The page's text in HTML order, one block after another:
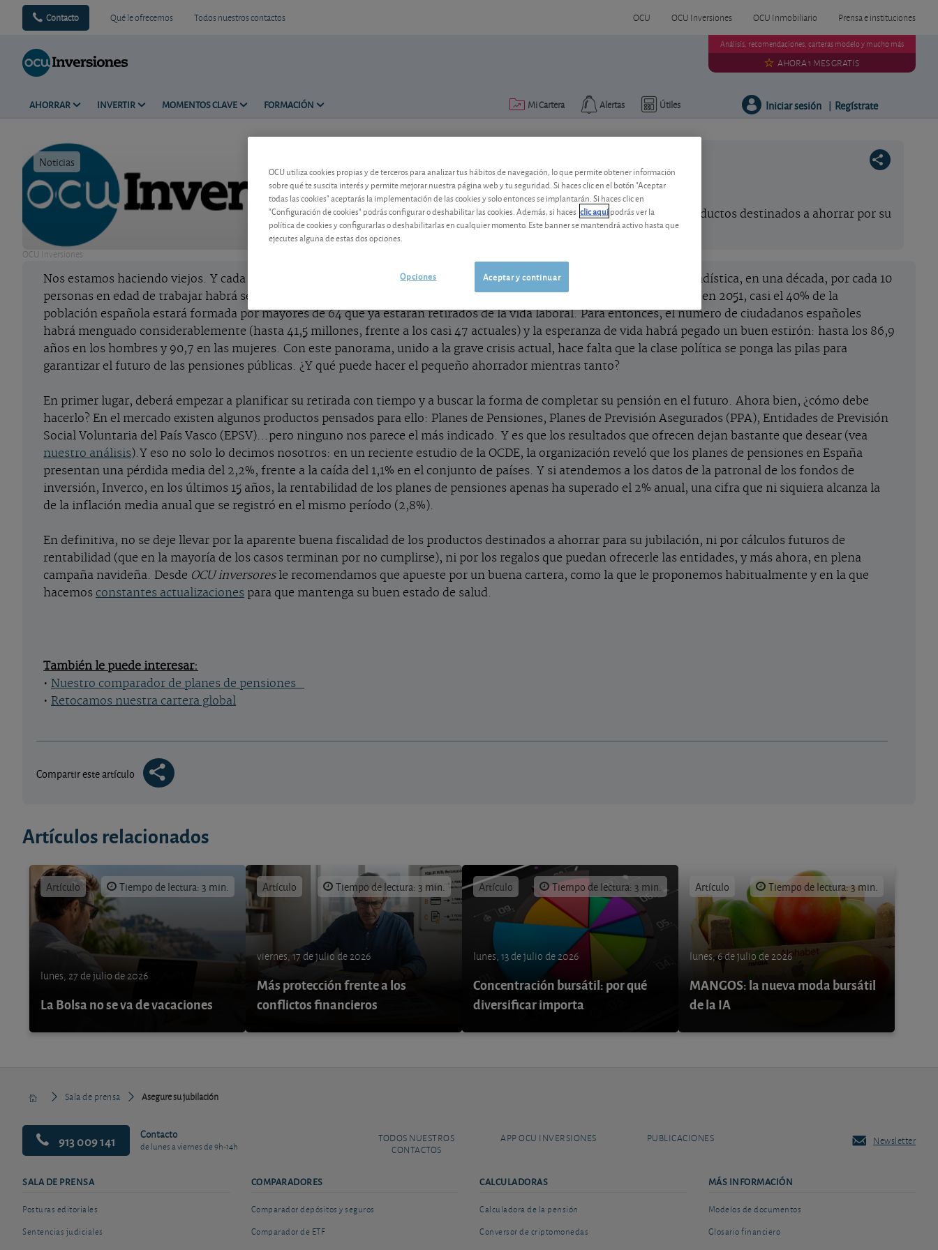
Contacto Qué le ofrecemos Todos nuestros contactos OCU OCU Inversiones OCU Inmobiliario Prensa e instituciones
AHORRAR INVERTIR MOMENTOS CLAVE FORMACIÓN Útiles
Alertas
Mi Cartera
Análisis, recomendaciones, carteras modelo y mucho más
AHORA 1 MES GRATIS
Iniciar sesión | Regístrate
Noticias
OCU Inversiones
Asegure su jubilación
No se deje llevar por las aparentes ventajas de los productos destinados a ahorrar por su
jubilación.
Nos estamos haciendo viejos. Y cada vez lo hacemos más deprisa. Según las estimaciones del Instituto Nacional de Estadística, en una década, por cada 10
personas en edad de trabajar habrá seis inactivas (por ser menores de 16 o mayores de 64). Y solo unos años más tarde, en 2051, casi el 40% de la
población española estará formada por mayores de 64 que ya estarán retirados de la vida laboral. Para entonces, el número de ciudadanos españoles
habrá menguado considerablemente (hasta 41,5 millones, frente a los casi 47 actuales) y la esperanza de vida habrá pegado un buen estirón: hasta los 86,9
años en los hombres y 90,7 en las mujeres. Con este panorama, unido a la grave crisis actual, hace falta que la clase política se ponga las pilas para
garantizar el futuro de las pensiones públicas. ¿Y qué puede hacer el pequeño ahorrador mientras tanto?
En primer lugar, deberá empezar a planificar su retirada con tiempo y a buscar la forma de completar su pensión en el futuro. Ahora bien, ¿cómo debe
hacerlo? En el mercado existen algunos productos pensados para ello: Planes de Pensiones, Planes de Previsión Asegurados (PPA), Entidades de Previsión
Social Voluntaria del País Vasco (EPSV)…pero ninguno nos parece el más indicado. Y es que los resultados que ofrecen dejan bastante que desear (vea
nuestro análisis).Y eso no solo lo decimos nosotros: en un reciente estudio de la OCDE, la organización reveló que los planes de pensiones en España
presentan una pérdida media del 2,2%, frente a la caída del 1,1% en el conjunto de países. Y si atendemos a los datos de la patronal de los fondos de
inversión, Inverco, en los últimos 15 años, la rentabilidad de los planes de pensiones apenas ha superado el 2% anual, una cifra que ni siquiera alcanza la
de la inflación media anual que se registró en el mismo período (2,8%).
En definitiva, no se deje llevar por la aparente buena fiscalidad de los productos destinados a ahorrar para su jubilación, ni por cálculos futuros de
rentabilidad (que en la mayoría de los casos terminan por no cumplirse), ni por los regalos que puedan ofrecerle las entidades, y más ahora, en plena
campaña navideña. Desde OCU inversoresle recomendamos que apueste por un buena cartera, como la que le proponemos habitualmente y en la que
hacemos constantes actualizaciones para que mantenga su buen estado de salud.
También le puede interesar:
• Nuestro comparador de planes de pensiones
• Retocamos nuestra cartera global
Compartir este artículo
Artículos relacionados
Artículo Tiempo de lectura: 3 min.
lunes, 27 de julio de 2026
La Bolsa no se va de vacaciones
Artículo Tiempo de lectura: 3 min.
viernes, 17 de julio de 2026
Más protección frente a los
conflictos financieros
Artículo Tiempo de lectura: 3 min.
lunes, 13 de julio de 2026
Concentración bursátil: por qué
diversificar importa
Artículo Tiempo de lectura: 3 min.
lunes, 6 de julio de 2026
MANGOS: la nueva moda bursátil
de la IA
Sala de prensa Asegure su jubilación
913 009 141 Contacto
de lunes a viernes de 9h-14h
TODOS NUESTROS
CONTACTOS
APP OCU INVERSIONES PUBLICACIONES Newsletter
SALA DE PRENSA
Posturas editoriales
Sentencias judiciales
COMPARADORES
Comparador depósitos y seguros
Comparador de ETF
CALCULADORAS
Calculadora de la pensión
Conversor de criptomonedas
MÁS INFORMACIÓN
Modelos de documentos
Glosario financiero
OCU utiliza cookies propias y de terceros para analizar tus hábitos de navegación, lo que permite obtener información
sobre qué te suscita interés y permite mejorar nuestra página web y tu seguridad. Si haces clic en el botón "Aceptar
todas las cookies" aceptarás la implementación de las cookies y solo entonces se implantarán. Si haces clic en
"Configuración de cookies" podrás configurar o deshabilitar las cookies. Además, si haces clic aquípodrás ver la
política de cookies y configurarlas o deshabilitarlas en cualquier momento. Este banner se mantendrá activo hasta que
ejecutes alguna de estas dos opciones.
Aceptar y continuar
Opciones